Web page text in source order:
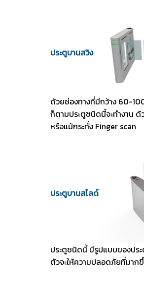
ประตูบานสวิง
ด้วยช่องทางที่มีกว้าง 60-
ก็ตามประตูชนิดนี้จะทำงาน ด้
หรือแม้กระทั่ง Finger scan
ประตูบานสไลด์
ประตูชนิดนี้ มีรูปแบบของปร
ตัวจะให้ความปลอดภัยที่มา